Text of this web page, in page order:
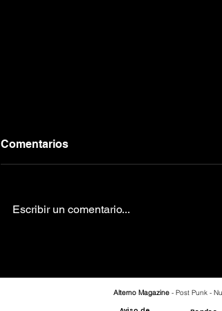
y demás perversiones
Comentarios
Escribir un comentario...
Alterno Magazine- Post Punk -